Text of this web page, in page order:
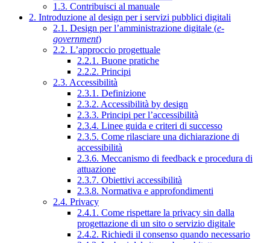
1.3. Contribuisci al manuale
2. Introduzione al design per i servizi pubblici digitali
2.1. Design per l’amministrazione digitale (e-
government)
2.2. L’approccio progettuale
2.2.1. Buone pratiche
2.2.2. Principi
2.3. Accessibilità
2.3.1. Definizione
2.3.2. Accessibilità by design
2.3.3. Principi per l’accessibilità
2.3.4. Linee guida e criteri di successo
2.3.5. Come rilasciare una dichiarazione di
accessibilità
2.3.6. Meccanismo di feedback e procedura di
attuazione
2.3.7. Obiettivi accessibilità
2.3.8. Normativa e approfondimenti
2.4. Privacy
2.4.1. Come rispettare la privacy sin dalla
progettazione di un sito o servizio digitale
2.4.2. Richiedi il consenso quando necessario